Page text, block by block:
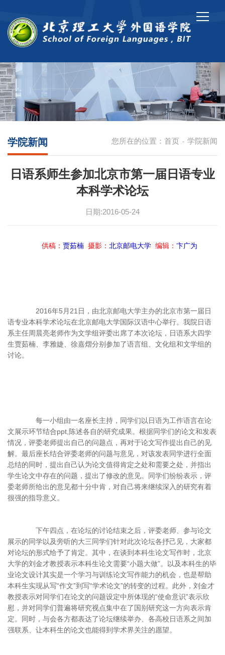
您所在的位置： 首页 - 学院新闻
学院新闻
日语系师生参加北京市第一届日语专业
本科学术论坛
日期:2016-05-24
供稿： 贾茹楠 摄影： 北京邮电大学 编辑： 卞广为
2016年5月21日，由北京邮电大学主办的北京市第一届日
语专业本科学术论坛在北京邮电大学国际汉语中心举行。我院日语
系主任周晨亮老师作为文学组评委出席了本次论坛，日语系大四学
生贾茹楠、李雅婕、徐嘉熠分别参加了语言组、文化组和文学组的
讨论。
每一小组由一名座长主持，同学们以日语为工作语言在论
文展示环节结合ppt,陈述各自的研究成果。根据同学们的论文和发表
情况，评委老师提出自己的问题点，再对于论文写作提出自己的见
解。最后座长结合评委老师的问题与意见，对该发表同学进行全面
总结的同时，提出自己认为论文值得肯定之处和需要之处，并指出
学生论文中存在的问题，提出了修改的意见。同学们纷纷表示，评
委老师所给出的意见都十分中肯，对自己将来继续深入的研究有着
很强的指导意义。
下午四点，在论坛的讨论结束之后，评委老师、参与论文
展示的同学以及旁听的大三同学们针对此次论坛各抒己见，大家都
对论坛的形式给予了肯定。其中，在谈到本科生论文写作时，北京
大学的刘金才教授表示本科生论文需要“小题大做”。以及本科生的毕
业论文设计其实是一个学习与训练论文写作能力的机会，也是帮助
本科生实现从写“作文”到写“学术论文”的转变的过程。此外，刘金才
教授表示对同学们在论文的问题设定中所体现的“使命意识”表示欣
慰，并对同学们普遍将研究视点集中在了国别研究这一方向表示肯
定。同时，与会各方都表达了论坛继续举办、各高校日语系之间加
强联系、让本科生的论文也能得到学术界关注的愿望。